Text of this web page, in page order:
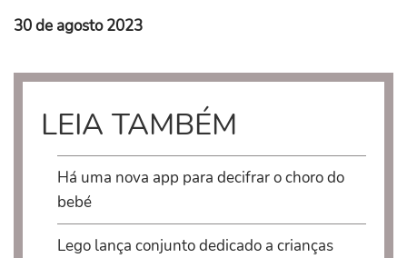
30 de agosto 2023
LEIA TAMBÉM
Há uma nova app para decifrar o choro do
bebé
Lego lança conjunto dedicado a crianças